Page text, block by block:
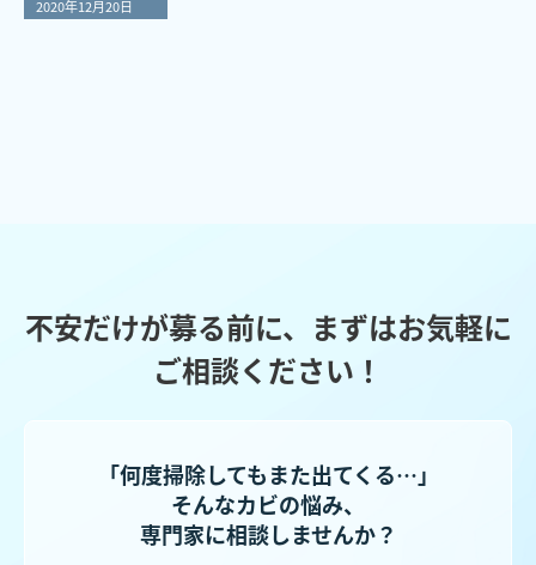
2020年12月20日
不安だけが募る前に、まずはお気軽に
ご相談ください！
「何度掃除してもまた出てくる…」
そんなカビの悩み、
専門家に相談しませんか？